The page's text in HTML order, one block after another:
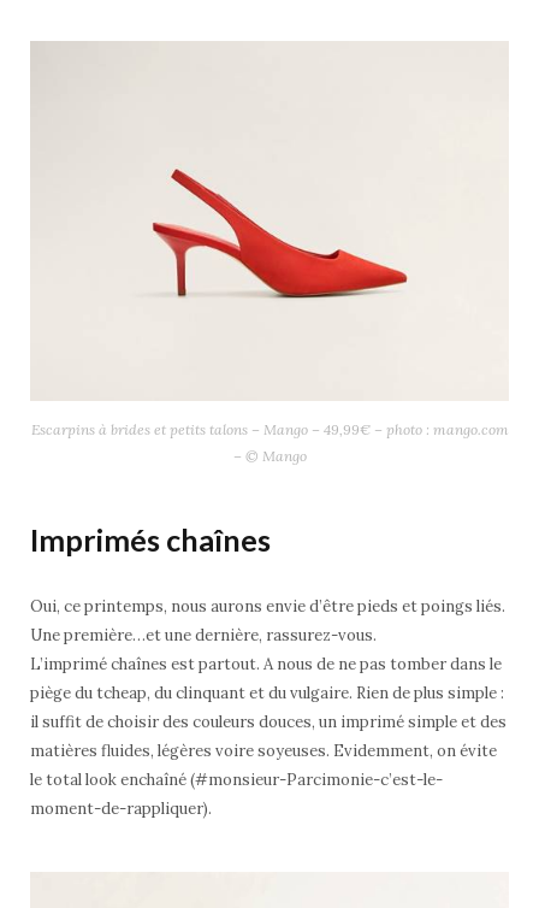
Escarpins à brides et petits talons – Mango – 49,99€ – photo : mango.com
– © Mango
Imprimés chaînes
Oui, ce printemps, nous aurons envie d’être pieds et poings liés.
Une première…et une dernière, rassurez-vous.
L’imprimé chaînes est partout. A nous de ne pas tomber dans le
piège du tcheap, du clinquant et du vulgaire. Rien de plus simple :
il suffit de choisir des couleurs douces, un imprimé simple et des
matières fluides, légères voire soyeuses. Evidemment, on évite
le total look enchaîné (#monsieur-Parcimonie-c’est-le-
moment-de-rappliquer).